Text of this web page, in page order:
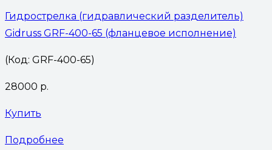
Гидрострелка (гидравлический разделитель)
Gidruss GRF-400-65 (фланцевое исполнение)
(Код: GRF-400-65)
28000 р.
Купить
Подробнее